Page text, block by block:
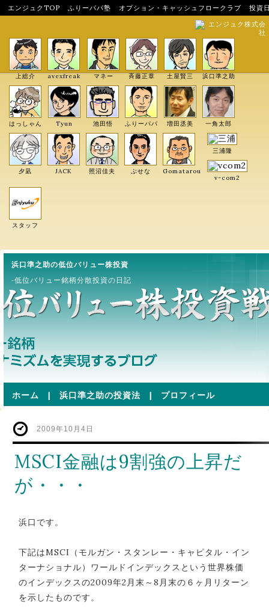
エンジュクTOP ふりーパパ塾 オプション・キャッシュフロークラブ
投資
エンジュク株式会
社
上総介 avexfreak マネー 斉藤正章 土屋賢三 浜口準之助
はっしゃん Tyun 池田悟 ふりーパパ 増田丞美 一角太郎
夕凪 JACK 照沼佳夫 ぶせな Gomatarou
三浦隆
v-com2
スタッフ
浜口準之助の低位バリュー株投資
-低位バリュー銘柄分散投資の日記
ホーム | 浜口準之助の投資法 | プロフィール
2009年10月4日
MSCI金融は9割強の上昇だ
が・・・
浜口です。
下記はMSCI（モルガン・スタンレー・キャピタル・イン
ターナショナル）ワールドインデックスという世界株価
のインデックスの2009年2月末～8月末の６ヶ月リターン
を示したものです。